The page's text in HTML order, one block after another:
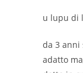
u lupu di
da 3 anni
adatto